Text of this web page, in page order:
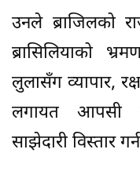
उनले ब्राजिलको
ब्रासिलियाको
लुलासँग व्यापार,
लगायत आपसी
साझेदारी विस्तार